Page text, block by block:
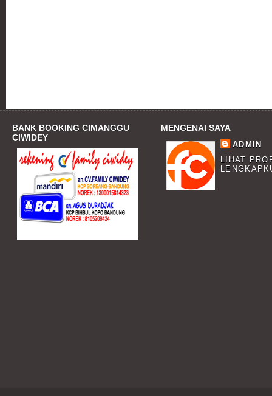
BANK BOOKING CIMANGGU
CIWIDEY
MENGENAI SAYA
ADMIN
LIHAT